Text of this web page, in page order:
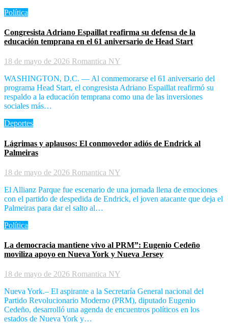
Política
Congresista Adriano Espaillat reafirma su defensa de la
educación temprana en el 61 aniversario de Head Start
18 de mayo de 2026 Romantica NY
WASHINGTON, D.C. — Al conmemorarse el 61 aniversario del
programa Head Start, el congresista Adriano Espaillat reafirmó su
respaldo a la educación temprana como una de las inversiones
sociales más…
Deportes
Lágrimas y aplausos: El conmovedor adiós de Endrick al
Palmeiras
18 de mayo de 2026 Romantica NY
El Allianz Parque fue escenario de una jornada llena de emociones
con el partido de despedida de Endrick, el joven atacante que deja el
Palmeiras para dar el salto al…
Política
La democracia mantiene vivo al PRM”: Eugenio Cedeño
moviliza apoyo en Nueva York y Nueva Jersey
18 de mayo de 2026 Romantica NY
Nueva York.– El aspirante a la Secretaría General nacional del
Partido Revolucionario Moderno (PRM), diputado Eugenio
Cedeño, desarrolló una agenda de encuentros políticos en los
estados de Nueva York y…